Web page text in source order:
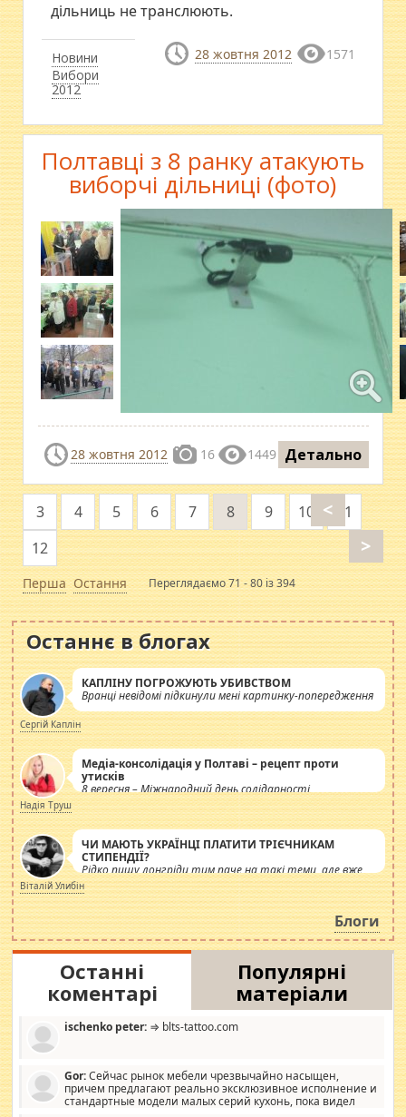
Новини
Вибори
2012
дільниць не транслюють.
28 жовтня 2012 1571
Полтавці з 8 ранку атакують
виборчі дільниці (фото)
28 жовтня 2012 16 1449 Детально
Перша
<
3 4 5 6 7 8 9 10
11
12
>
Остання Переглядаємо 71 - 80 із 394
Останнє в блогах
КАПЛІНУ ПОГРОЖУЮТЬ УБИВСТВОМ
Вранці невідомі підкинули мені картинку-попередження
Сергій Каплін
Медіа-консолідація у Полтаві – рецепт проти
утисків
8 вересня – Міжнародний день солідарності
журналістів.
Надія Труш
ЧИ МАЮТЬ УКРАЇНЦІ ПЛАТИТИ ТРІЄЧНИКАМ
СТИПЕНДІЇ?
Рідко пишу лонгріди тим паче на такі теми, але вже
просто дістало! Обурюють сьогоднішні інсенуації
навколо стипендіального питання. Штучно
роздувається ще одна соціальна катастрофа.
Віталій Улибін
Блоги
Останні
коментарі
Популярні
матеріали
ischenko peter: ⇒ blts-tattoo.com
Gor:Сейчас рынок мебели чрезвычайно насыщен,
причем предлагают реально эксклюзивное исполнение и
стандартные модели малых серий кухонь, пока видел